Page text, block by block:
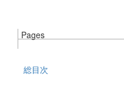
Pages
総目次